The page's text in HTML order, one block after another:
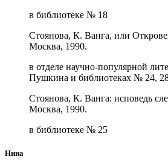
в библиотеке № 18
Стоянова, К. Ванга, или
Москва, 1990.
в отделе научно-популярной
Пушкина и библиотеках № 24,
Стоянова, К. Ванга: исповедь
Москва, 1990.
в библиотеке № 25
Нина